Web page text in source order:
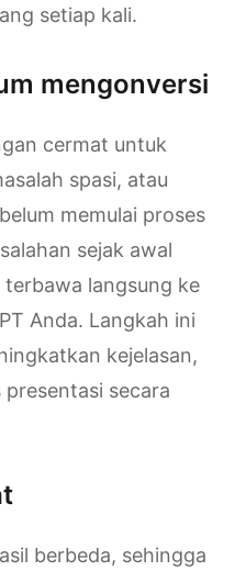
setiap kali.
mengonversi
cermat untuk
spasi, atau
memulai proses
sejak awal
langsung ke
Anda. Langkah ini
kejelasan,
secara
berbeda, sehingga